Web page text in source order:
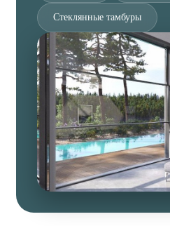
Стеклянные тамбуры